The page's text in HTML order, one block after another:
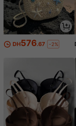
DH576.67 -2%